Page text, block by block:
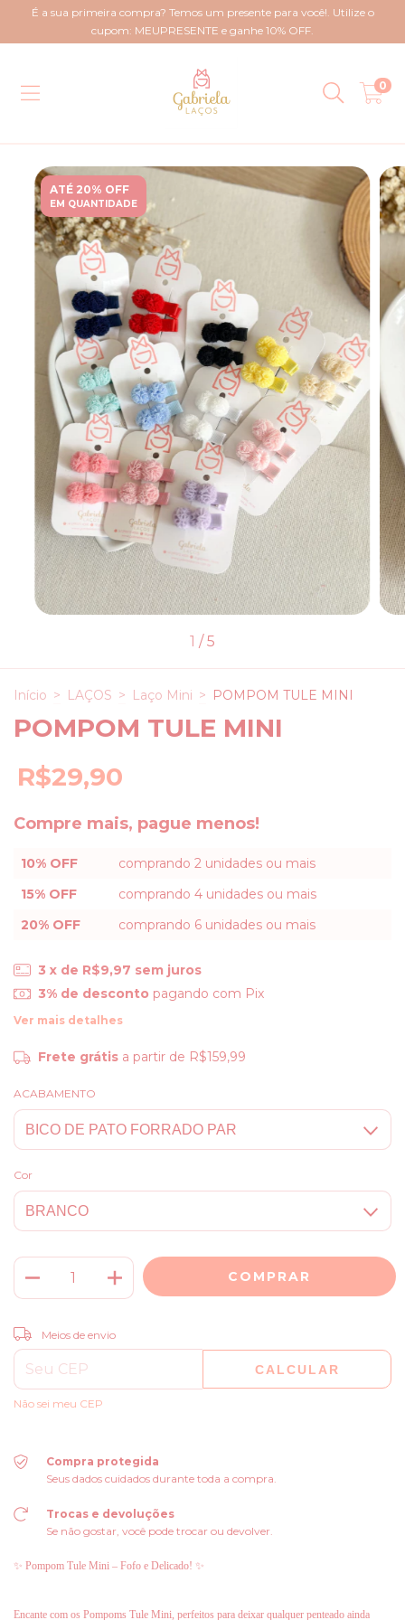
É a sua primeira compra? Temos um presente para você!. Utilize o
cupom: MEUPRESENTE e ganhe 10% OFF.
0
ATÉ 20% OFF
EM QUANTIDADE
1 /5
Início > LAÇOS > Laço Mini > POMPOM TULE MINI
POMPOM TULE MINI
R$29,90
Compre mais, pague menos!
10% OFF
comprando 2 unidades ou mais
15% OFF
comprando 4 unidades ou mais
20% OFF
comprando 6 unidades ou mais
3 x de R$9,97 sem juros
3% de desconto pagando com Pix
Ver mais detalhes
Frete grátis a partir de R$159,99
ACABAMENTO
Cor
Entregas para o CEP:
Meios de envio
CALCULAR
Não sei meu CEP
Compra protegida
Seus dados cuidados durante toda a compra.
Trocas e devoluções
Se não gostar, você pode trocar ou devolver.
✨ Pompom Tule Mini – Fofo e Delicado! ✨
Encante com os Pompoms Tule Mini, perfeitos para deixar qualquer penteado ainda